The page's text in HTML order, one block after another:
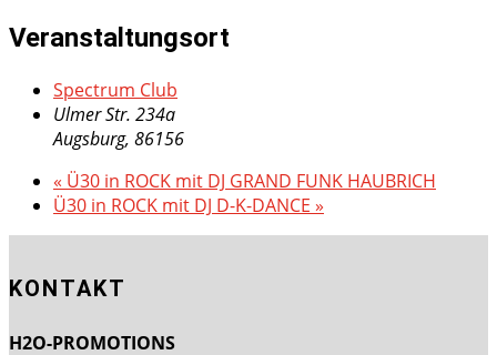
Veranstaltungsort
Spectrum Club
Ulmer Str. 234a
Augsburg, 86156
« Ü30 in ROCK mit DJ GRAND FUNK HAUBRICH
Ü30 in ROCK mit DJ D-K-DANCE »
KONTAKT
H2O-PROMOTIONS